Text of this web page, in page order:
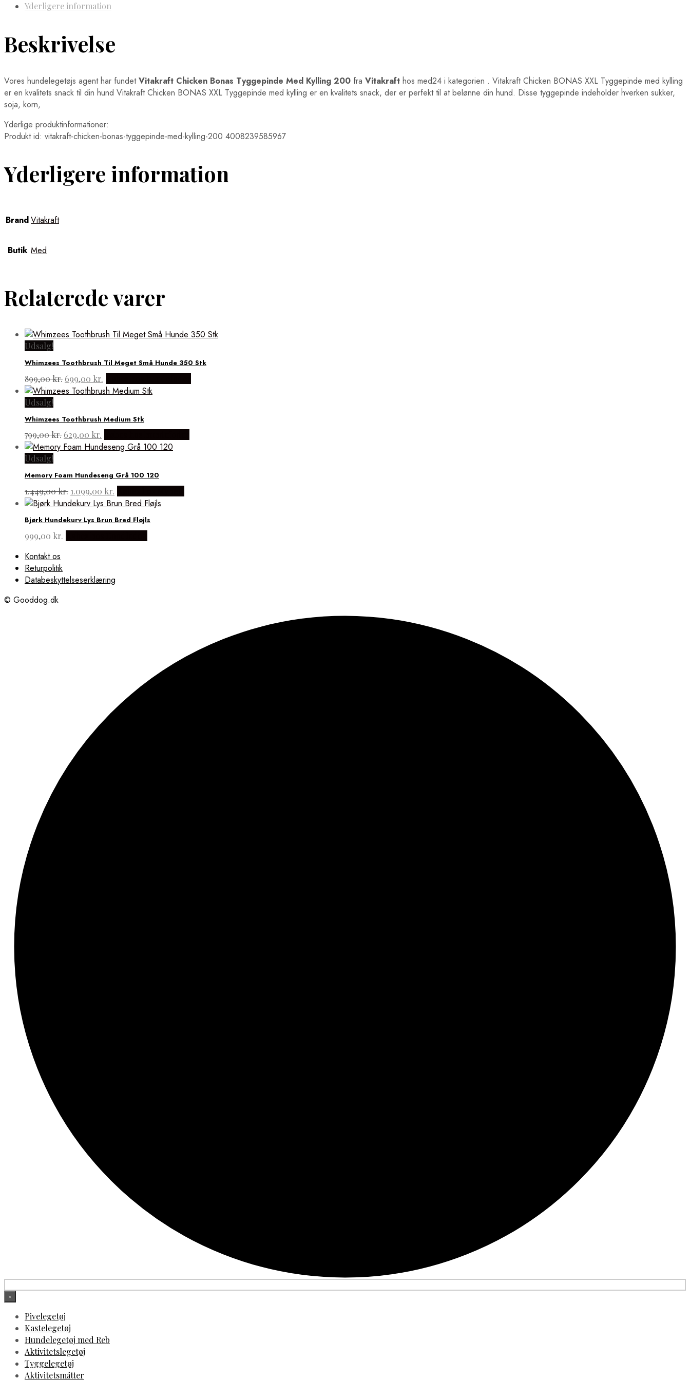
Yderligere information
Beskrivelse
Vores hundelegetøjs agent har fundetVitakraft Chicken Bonas Tyggepinde Med Kylling 200 fra Vitakraft hos med24 i kategorien . Vitakraft Chicken BONAS XXL Tyggepinde med kylling
er en kvalitets snack til din hund Vitakraft Chicken BONAS XXL Tyggepinde med kylling er en kvalitets snack, der er perfekt til at belønne din hund. Disse tyggepinde indeholder hverken sukker,
soja, korn,
Yderlige produktinformationer:
Produkt id: vitakraft-chicken-bonas-tyggepinde-med-kylling-200 4008239585967
Yderligere information
BrandVitakraft
Butik Med
Relaterede varer
Udsalg!
Whimzees Toothbrush Til Meget Små Hunde 350 Stk
899,00kr. Den
oprindelige
899,00 kr..
699,00 kr.
aktuelle
699,00 kr..
Udsalg!
Whimzees Toothbrush Medium Stk
799,00kr. Den
oprindelige
799,00 kr..
629,00 kr.
aktuelle
629,00 kr..
Udsalg!
Memory Foam Hundeseng Grå 100 120
1.449,00kr. Den
oprindelige
var:
1.449,00 kr..
1.099,00 kr.
aktuelle
er:
1.099,00 kr..
Bjørk Hundekurv Lys Brun Bred Fløjls
999,00 kr.
Kontakt os
Returpolitik
Databeskyttelseserklæring
© Gooddog.dk
×
Pivelegetøj
Kastelegetøj
Hundelegetøj med Reb
Aktivitetslegetøj
Tyggelegetøj
Aktivitetsmåtter